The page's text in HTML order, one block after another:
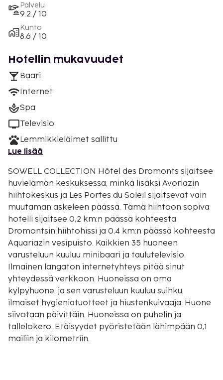
Palvelu
9.2 / 10
Kunto
8.6 / 10
Hotellin mukavuudet
Baari
Internet
Spa
Televisio
Lemmikkieläimet sallittu
Lue lisää
SOWELL COLLECTION Hôtel des Dromonts sijaitsee
huvielämän keskuksessa, minkä lisäksi Avoriazin
hiihtokeskus ja Les Portes du Soleil sijaitsevat vain
muutaman askeleen päässä. Tämä hiihtoon sopiva
hotelli sijaitsee 0,2 km:n päässä kohteesta
Dromontsin hiihtohissi ja 0,4 km:n päässä kohteesta
Aquariazin vesipuisto. Kaikkien 35 huoneen
varusteluun kuuluu minibaari ja taulutelevisio.
Ilmainen langaton internetyhteys pitää sinut
yhteydessä verkkoon. Huoneissa on oma
kylpyhuone, ja sen varusteluun kuuluu suihku,
ilmaiset hygieniatuotteet ja hiustenkuivaaja. Huone
siivotaan päivittäin. Huoneissa on puhelin ja
tallelokero. Etäisyydet pyöristetään lähimpään 0,1
mailiin ja kilometriin.